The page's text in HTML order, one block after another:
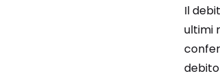
Il
ultimi